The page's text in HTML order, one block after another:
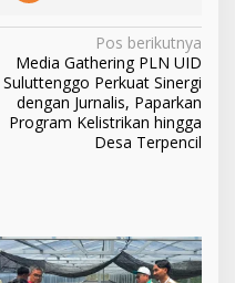
Pos berikutnya
Media Gathering PLN UID
Suluttenggo Perkuat Sinergi
dengan Jurnalis, Paparkan
Program Kelistrikan hingga
Desa Terpencil